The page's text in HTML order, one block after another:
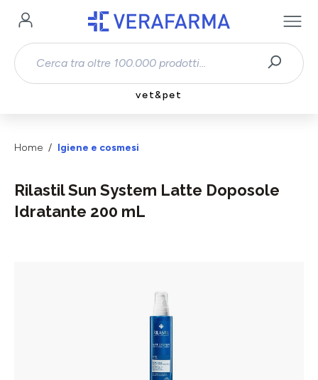
Passa al contenuto principale
vet&pet
Home Igiene e cosmesi
Rilastil Sun System Latte Doposole
Idratante 200 mL